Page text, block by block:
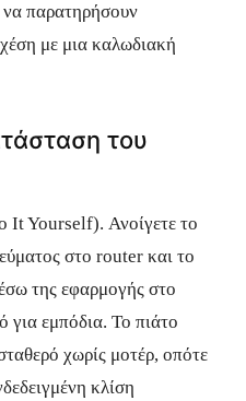
παρατηρήσουν
με μια καλωδιακή
του
It Yourself). Ανοίγετε το
στο router και το
της εφαρμογής στο
για εμπόδια. Το πιάτο
χωρίς μοτέρ, οπότε
κλίση